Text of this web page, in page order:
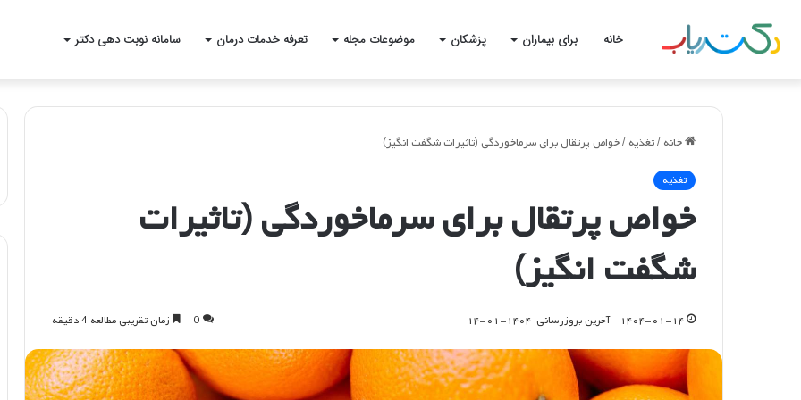
خانه برای بیماران پزشکان موضوعات مجله تعرفه خدمات درمان سامانه نوبت دهی دکتر
خانه /تغذیه /خواص پرتقال برای سرماخوردگی (تاثیرات شگفت انگیز)
تغذیه
خواص پرتقال برای سرماخوردگی (تاثیرات
شگفت انگیز)
۱۴۰۴-۰۱-۱۴ آخرین بروزرسانی: ۱۴۰۴-۰۱-۱۴ 0 زمان تقریبی مطالعه 4 دقیقه